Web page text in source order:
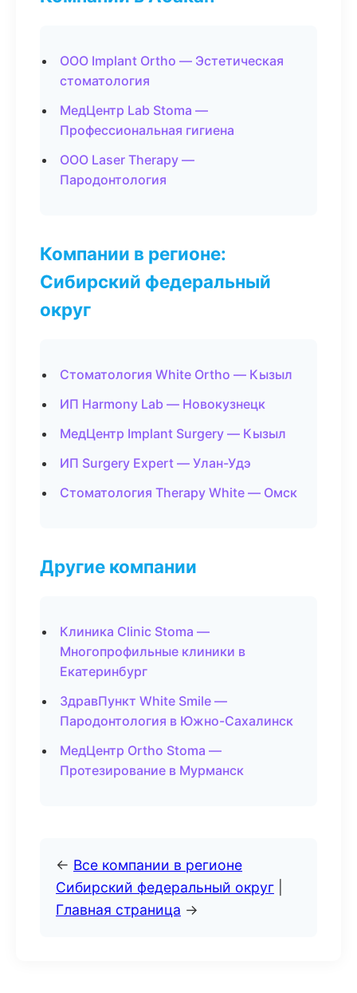
ООО Implant Ortho — Эстетическая
стоматология
МедЦентр Lab Stoma —
Профессиональная гигиена
ООО Laser Therapy —
Пародонтология
Компании в регионе:
Сибирский федеральный
округ
Стоматология White Ortho — Кызыл
ИП Harmony Lab — Новокузнецк
МедЦентр Implant Surgery — Кызыл
ИП Surgery Expert — Улан-Удэ
Стоматология Therapy White — Омск
Другие компании
Клиника Clinic Stoma —
Многопрофильные клиники в
Екатеринбург
ЗдравПункт White Smile —
Пародонтология в Южно-Сахалинск
МедЦентр Ortho Stoma —
Протезирование в Мурманск
← Все компании в регионе
Сибирский федеральный округ
Главная страница →